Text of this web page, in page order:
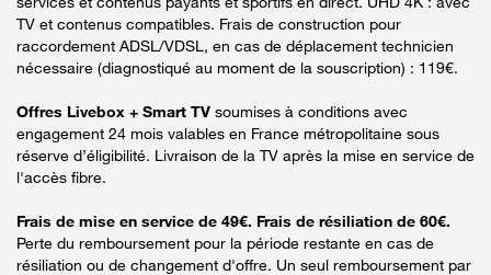
TV et contenus compatibles. Frais de construction pour
raccordement ADSL/VDSL, en cas de déplacement technicien
nécessaire (diagnostiqué au moment de la souscription) : 119€.
Offres Livebox + Smart TV soumises à conditions avec
engagement 24 mois valables en France métropolitaine sous
réserve d’éligibilité. Livraison de la TV après la mise en service de
l'accès fibre.
Frais de mise en service de 49€. Frais de résiliation de 60€.
Perte du remboursement pour la période restante en cas de
résiliation ou de changement d'offre. Un seul remboursement par